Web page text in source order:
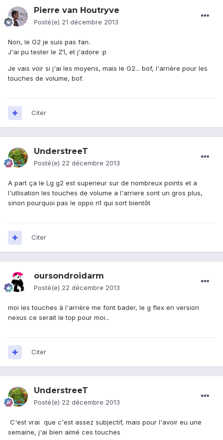
Pierre van Houtryve
Posté(e) 21 décembre 2013
Non, le G2 je suis pas fan.
J'ai pu tester le Z1, et j'adore :p
Je vais voir si j'ai les moyens, mais le G2... bof, l'arrière pour les
touches de volume, bof.
Citer
UnderstreeT
Posté(e) 22 décembre 2013
A part ça le Lg g2 est superieur sur de nombreux points et a
l'utlisation les touches de volume a l'arriere sont un gros plus,
sinon pourquoi pas le oppo n1 qui sort bientôt
Citer
oursondroidarm
Posté(e) 22 décembre 2013
moi les touches à l'arrière me font bader, le g flex en version
nexus ce serait le top pour moi...
Citer
UnderstreeT
Posté(e) 22 décembre 2013
C'est vrai que c'est assez subjectif, mais pour l'avoir eu une
semaine, j'ai bien aimé ces touches